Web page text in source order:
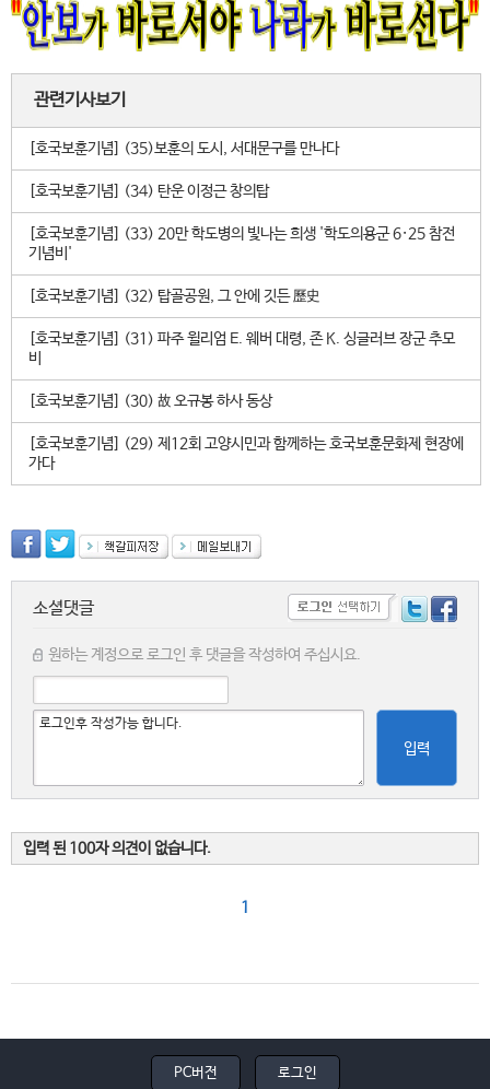
관련기사보기
[호국보훈기념] (35)보훈의 도시, 서대문구를 만나다
[호국보훈기념] (34) 탄운 이정근 창의탑
[호국보훈기념] (33) 20만 학도병의 빛나는 희생 '학도의용군 6·25 참전
기념비'
[호국보훈기념] (32) 탑골공원, 그 안에 깃든 歷史
[호국보훈기념] (31) 파주 윌리엄 E. 웨버 대령, 존 K. 싱글러브 장군 추모
비
[호국보훈기념] (30) 故 오규봉 하사 동상
[호국보훈기념] (29) 제12회 고양시민과 함께하는 호국보훈문화제 현장에
가다
소셜댓글
원하는 계정으로 로그인 후 댓글을 작성하여 주십시요.
입력
입력 된 100자 의견이 없습니다.
1
PC버전 로그인